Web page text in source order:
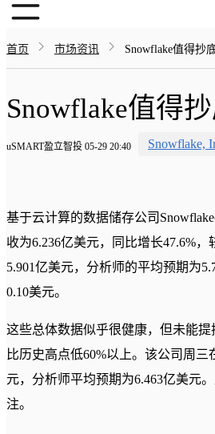
首页 市场资讯 Snowflake值得抄
Snowflake值得抄
uSMART盈立智投 05-29 20:40 Snowflake,
基于云计算的数据储存公司
收为6.236亿美元，同比增长47.6%
5.901亿美元，分析师的平均预期为
0.10美元。
这些总体数据似乎很健康，但未能
比历史高点低60%以上。该公司周
元，分析师平均预期为6.463亿美元
注。